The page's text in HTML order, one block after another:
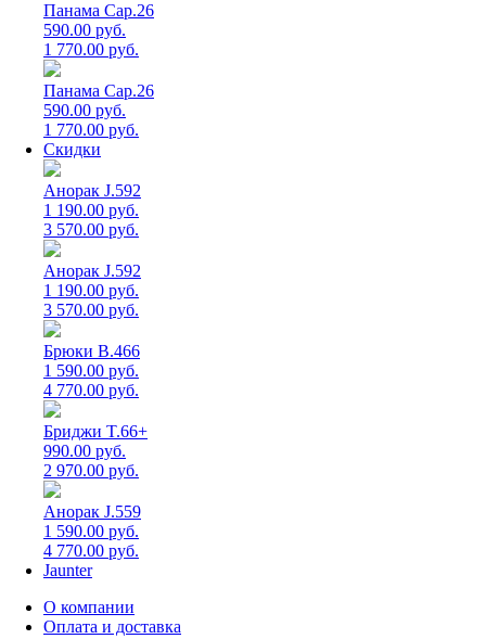
Панама Cap.26
590.00 руб.
1 770.00 руб.
Панама Cap.26
590.00 руб.
1 770.00 руб.
Скидки
Анорак J.592
1 190.00 руб.
3 570.00 руб.
Анорак J.592
1 190.00 руб.
3 570.00 руб.
Брюки B.466
1 590.00 руб.
4 770.00 руб.
Бриджи T.66+
990.00 руб.
2 970.00 руб.
Анорак J.559
1 590.00 руб.
4 770.00 руб.
Jaunter
О компании
Оплата и доставка